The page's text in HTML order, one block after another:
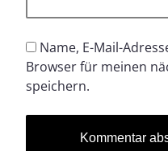
Name, E-Mail-
Browser für meinen
speichern.